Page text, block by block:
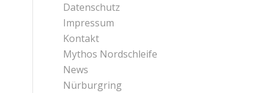
Datenschutz
Impressum
Kontakt
Mythos Nordschleife
News
Nürburgring